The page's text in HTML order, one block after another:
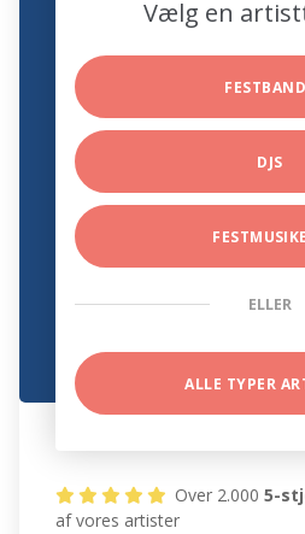
Vælg en
DJS
ELLER
ALLE TYPER
Over 2.0005-
af vores artister